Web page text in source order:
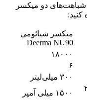
شباهت‌های دو میکسر
میکسر شیائومی
Deerma NU90
۱۸۰۰۰
۶
۳۰۰ میلی‌لیتر
۱۵۰۰ میلی آمپر